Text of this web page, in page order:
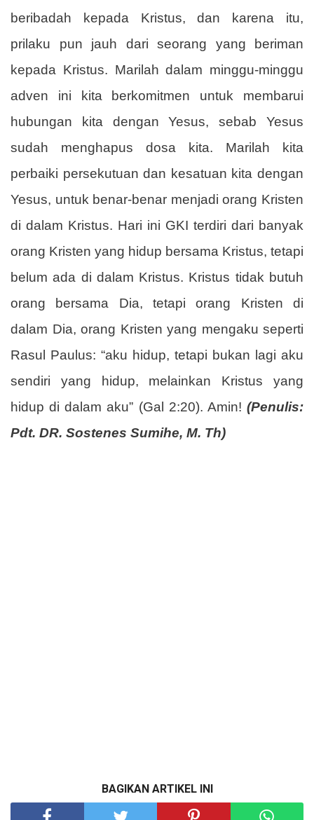
beribadah kepada Kristus, dan karena itu,
prilaku pun jauh dari seorang yang beriman
kepada Kristus. Marilah dalam minggu-minggu
adven ini kita berkomitmen untuk membarui
hubungan kita dengan Yesus, sebab Yesus
sudah menghapus dosa kita. Marilah kita
perbaiki persekutuan dan kesatuan kita dengan
Yesus, untuk benar-benar menjadi orang Kristen
di dalam Kristus. Hari ini GKI terdiri dari banyak
orang Kristen yang hidup bersama Kristus, tetapi
belum ada di dalam Kristus. Kristus tidak butuh
orang bersama Dia, tetapi orang Kristen di
dalam Dia, orang Kristen yang mengaku seperti
Rasul Paulus: “aku hidup, tetapi bukan lagi aku
sendiri yang hidup, melainkan Kristus yang
hidup di dalam aku” (Gal 2:20). Amin! (Penulis:
Pdt. DR. Sostenes Sumihe, M. Th)
BAGIKAN ARTIKEL INI